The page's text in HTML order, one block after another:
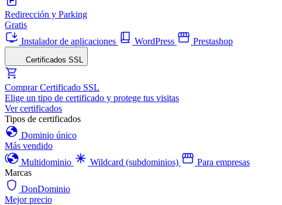
Redirección y Parking
Gratis
Instalador de aplicaciones
WordPress Prestashop
Certificados SSL
Comprar Certificado SSL
Elige un tipo de certificado y protege tus visitas
Ver certificados
Tipos de certificados
Dominio único
Más vendido
Multidominio
Wildcard (subdominios)
Para empresas
Marcas
DonDominio
Mejor precio